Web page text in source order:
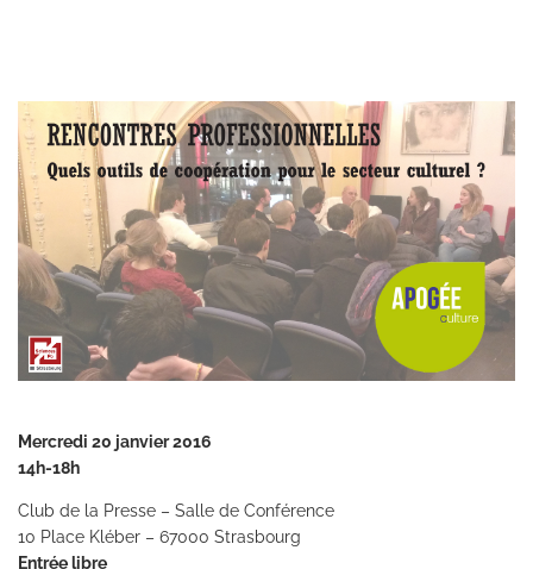
Mercredi 20 janvier 2016
14h-18h
Club de la Presse – Salle de Conférence
10 Place Kléber – 67000 Strasbourg
Entrée libre